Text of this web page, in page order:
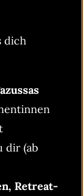
dich
dir (ab
Retreat-